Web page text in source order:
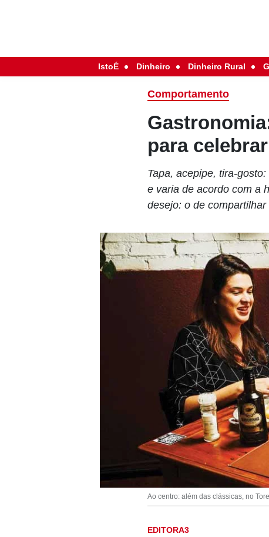
IstoÉ Dinheiro Dinheiro Rural
Comportamento
para
Tapa, acepipe, tira-
e varia de acordo com a
desejo: o de
Ao centro: além das clássicas, no
EDITORA3